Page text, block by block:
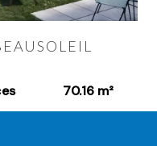
70.16 m²